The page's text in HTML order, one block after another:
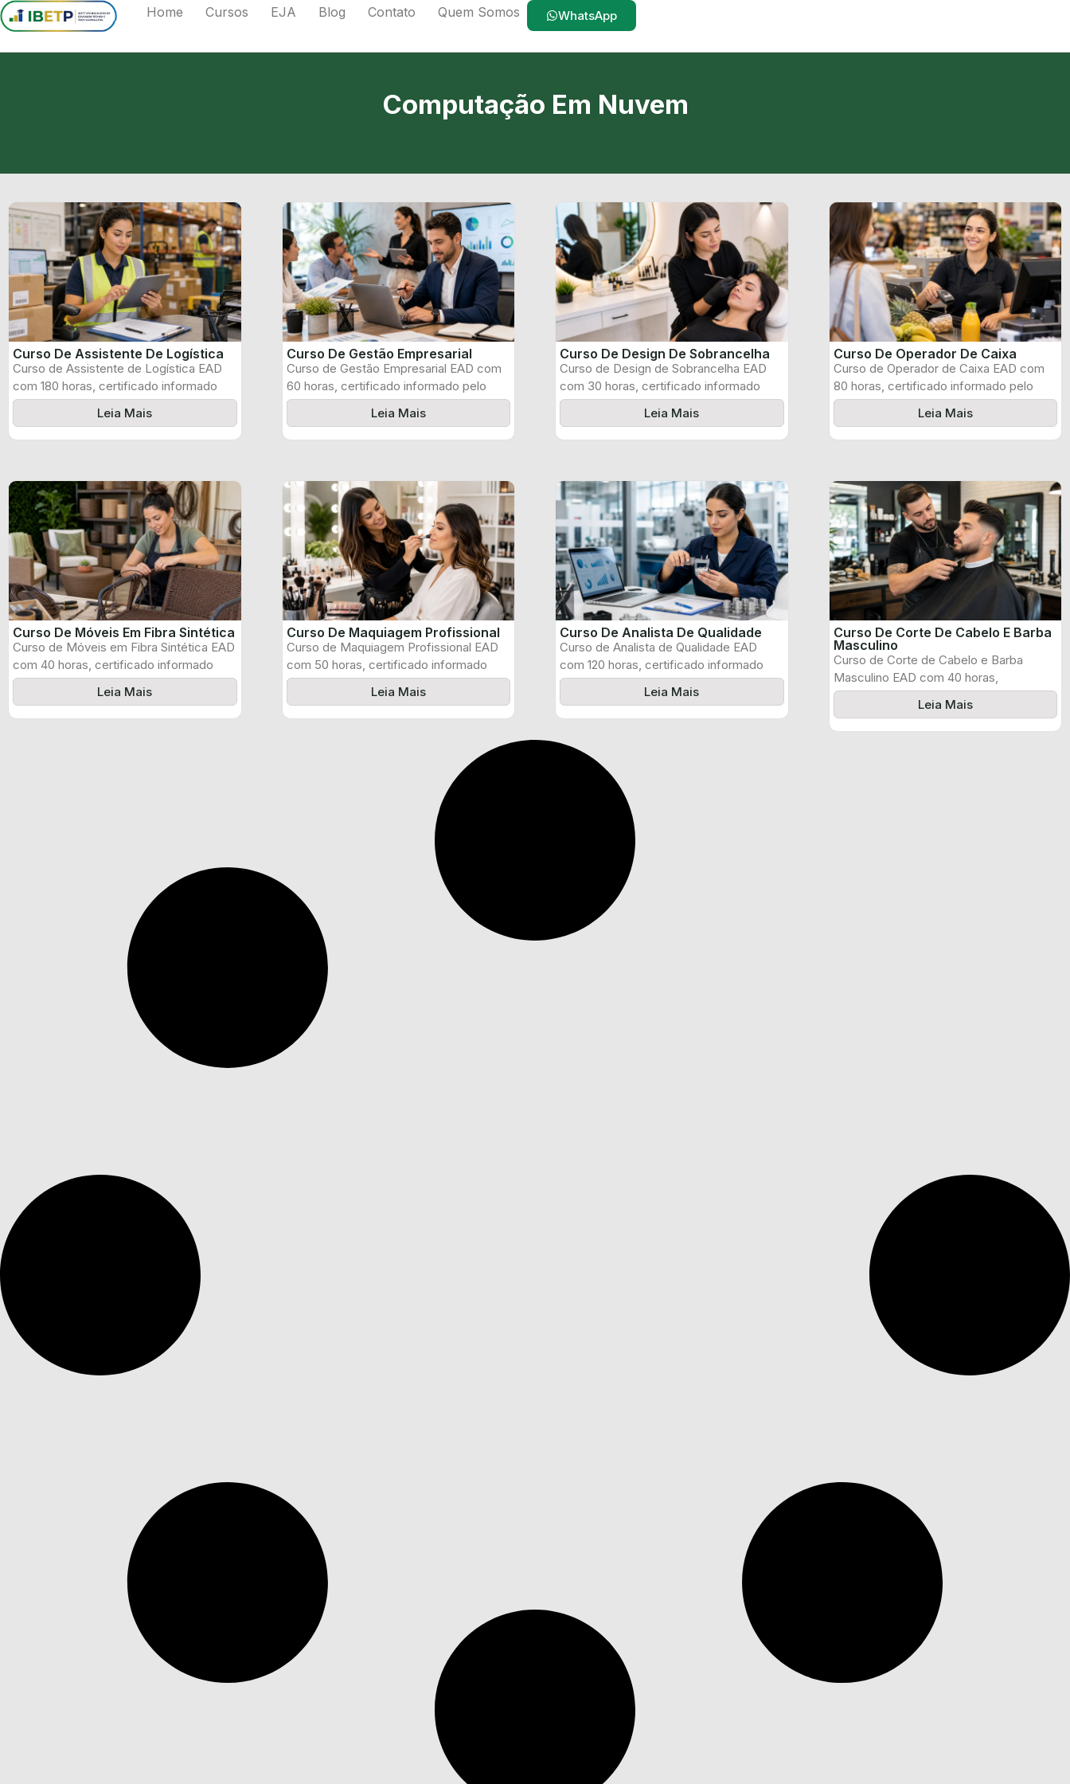
Home Cursos EJA Blog Contato Quem Somos WhatsApp
Computação Em Nuvem
Curso De Assistente De Logística
Curso de Assistente de Logística EAD
com 180 horas, certificado informado
pelo produtor ...
Leia Mais
Curso De Gestão Empresarial
Curso de Gestão Empresarial EAD com
60 horas, certificado informado pelo
produtor e ...
Leia Mais
Curso De Design De Sobrancelha
Curso de Design de Sobrancelha EAD
com 30 horas, certificado informado
pelo produtor ...
Leia Mais
Curso De Operador De Caixa
Curso de Operador de Caixa EAD com
80 horas, certificado informado pelo
produtor ...
Leia Mais
Curso De Móveis Em Fibra Sintética
Curso de Móveis em Fibra Sintética EAD
com 40 horas, certificado informado
pelo ...
Leia Mais
Curso De Maquiagem Profissional
Curso de Maquiagem Profissional EAD
com 50 horas, certificado informado
pelo produtor e ...
Leia Mais
Curso De Analista De Qualidade
Curso de Analista de Qualidade EAD
com 120 horas, certificado informado
pelo produtor ...
Leia Mais
Curso De Corte De Cabelo E Barba
Masculino
Curso de Corte de Cabelo e Barba
Masculino EAD com 40 horas,
certificado ...
Leia Mais